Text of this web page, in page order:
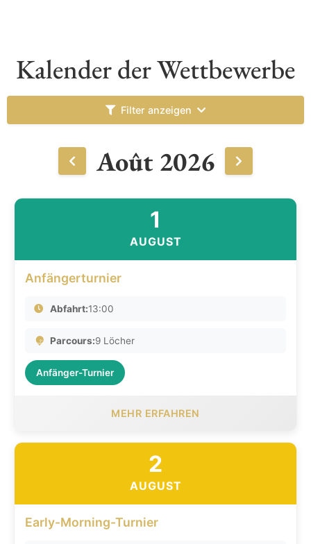
Kalender der Wettbewerbe
Filter anzeigen
Août 2026
1
AUGUST
Anfängerturnier
Abfahrt:13:00
Parcours:9 Löcher
Anfänger-Turnier
MEHR ERFAHREN
2
AUGUST
Early-Morning-Turnier